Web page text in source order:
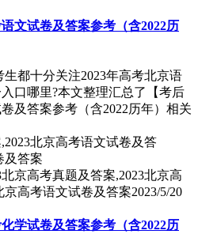
文试卷及答案参考（含2022历
都十分关注2023年高考北京语
口哪里?本文整理汇总了【考后
及答案参考（含2022历年）相关
北京高考真题及答案,2023北京高
京高考语文试卷及答案2023/5/20
学试卷及答案参考（含2022历